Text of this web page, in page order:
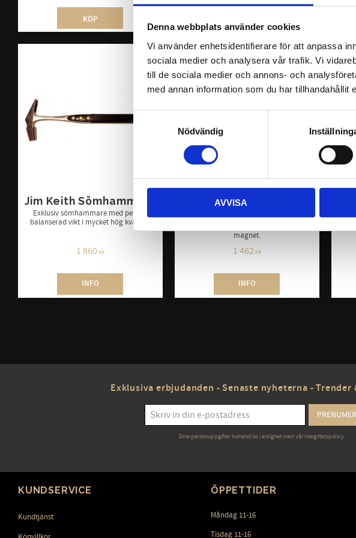
Denna webbplats använder cookies
Vi använder enhetsidentifierare för att anpassa
sociala medier och analysera vår trafik. Vi
till de sociala medier och annons- och
med annan information som du har
Samtyckesval
Nödvändig
AVVISA
KÖP
Jim Keith Sömhammare
Exklusiv sömhammare med perfekt
balanserad vikt i mycket hög kvalitet.
1 860KR
INFO
Mustad GDM Elite
magnet.
1 462KR
INFO
Exklusiva erbjudanden - Senaste nyheterna -
Dina personuppgifter behandlas i enlighet med vårintegritetspolicy.
KUNDSERVICE
Kundtjänst
ÖPPETTIDER
Måndag 11-16
Tisdag 11-16